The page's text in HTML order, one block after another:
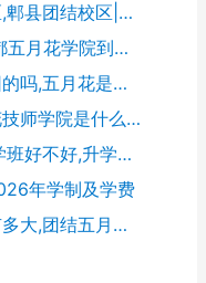
四川五月花技师学院有几个校区,郫县团结校区|金堂校区|康定分校
四川五月花技师学院怎么样|成都五月花学院到底好不好
四川五月花技师学院是希望集团的吗,五月花是哪个集团的
成都希望职业学校与四川五月花技师学院是什么关系
升学班,四川五月花技师学院升学班好不好,升学率高吗|升学保障
年学制及学费
四川五月花技师学院团结校区有多大,团结五月花有多少学生